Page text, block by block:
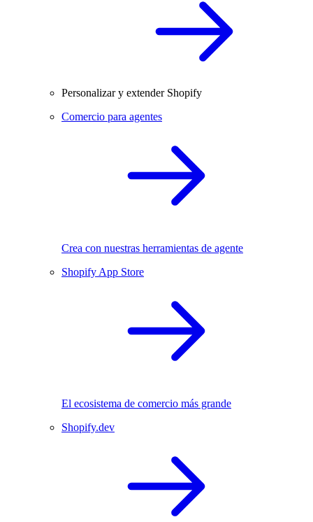
Personalizar y extender Shopify
Comercio para agentes
Crea con nuestras herramientas de agente
Shopify App Store
El ecosistema de comercio más grande
Shopify.dev